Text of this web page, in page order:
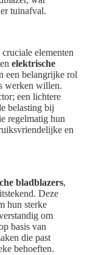
tuinafval.
elementen
elektrische
een belangrijke rol
werken willen.
een lichtere
belasting bij
regelmatig hun
en
bladblazers,
Deze
hun sterke
om
basis van
die past
behoeften.